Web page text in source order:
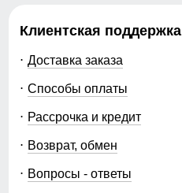
Клиентская поддержка
Доставка заказа
Способы оплаты
Рассрочка и кредит
Возврат, обмен
Вопросы - ответы